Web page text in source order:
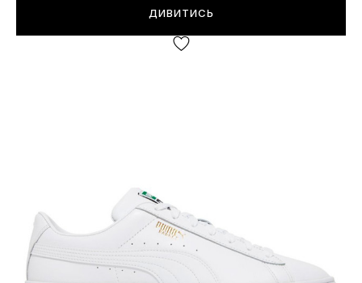
ДИВИТИСЬ